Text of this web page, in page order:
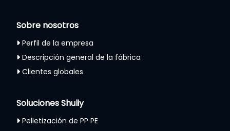
Sobre nosotros
Perfil de la empresa
Descripción general de la fábrica
Clientes globales
Soluciones Shuliy
Pelletización de PP PE